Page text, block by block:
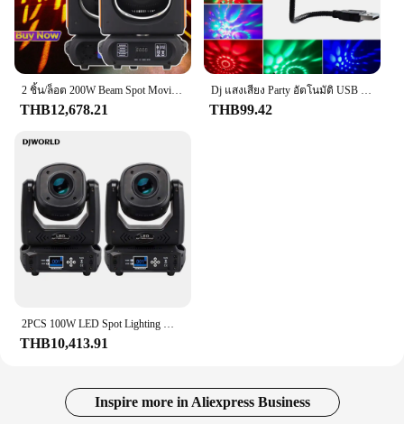
2 ชิ้น/ล็อต 200W Beam Spot Moving Head Light 18 ปริซึมครึ่งสี Dj Dmx Stage ไฟสําหรับดิสโก้คลับงานแต่งงาน Bar Stage Effect
THB12,678.21
Dj แสงเสียง Party อัตโนมัติ USB มินิดิสโก้ไฟบอล RGB หลายสีรถบรรยากาศตกแต่งโคมไฟ Magic Strobe light
THB99.42
THB10,413.91
Inspire more in Aliexpress Business